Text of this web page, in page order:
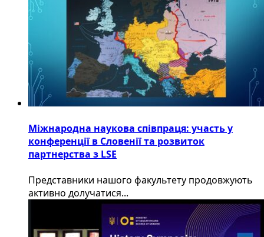
Міжнародна наукова співпраця: участь у
конференції в Словенії та розвиток
партнерства з LSE
​Представники нашого факультету продовжують
активно долучатися...